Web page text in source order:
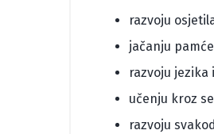
razvoju
jačanju
razvoju
učenju kroz
razvoju